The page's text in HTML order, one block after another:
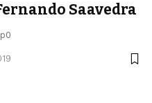
Saavedra